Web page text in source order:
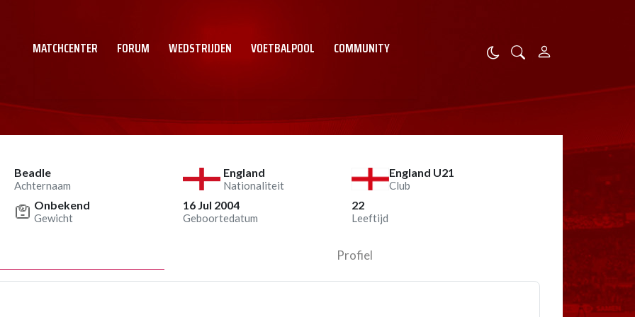
MATCHCENTER FORUM WEDSTRIJDEN VOETBALPOOL COMMUNITY
Beadle
Achternaam
England
Nationaliteit
England U21
Club
Onbekend
Gewicht
16 Jul 2004
Geboortedatum
22
Leeftijd
Profiel